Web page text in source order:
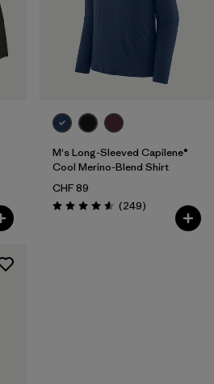
M's Long-Sleeved Capilene®
Cool Merino-Blend Shirt
CHF 89
Évaluation: 4.6 / 5
(249Avis
)